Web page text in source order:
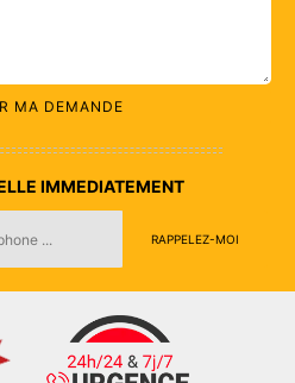
IMMEDIATEMENT